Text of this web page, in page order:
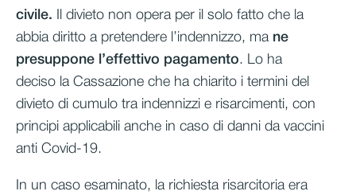
civile. Il divieto non opera per il solo fatto che la
abbia diritto a pretendere l’indennizzo, ma ne
presuppone l’effettivo pagamento. Lo ha
deciso la Cassazione che ha chiarito i termini del
divieto di cumulo tra indennizzi e risarcimenti, con
principi applicabili anche in caso di danni da vaccini
anti Covid-19.
In un caso esaminato, la richiesta risarcitoria era